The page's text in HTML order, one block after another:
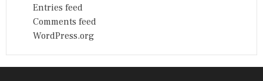
Entries feed
Comments feed
WordPress.org